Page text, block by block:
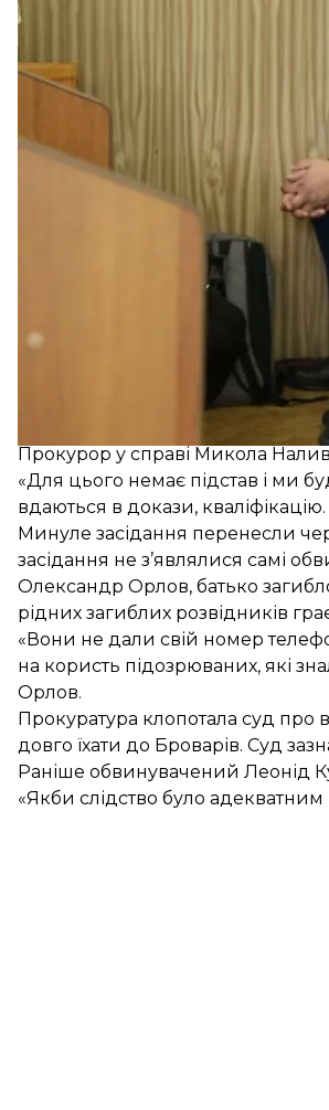
розгляд без них.
Наступне засідання
щодо повернення
«Ми вважаємо, що цей
— захисниця обвинуваченого
Прокурор у справі Микола
«Для цього немає підстав і ми
вдаються в докази,
Минуле засідання перенесли
засідання не з’являлися самі
Олександр Орлов, батько
рідних загиблих розвідників
«Вони не дали свій номер
на користь підозрюваних, які
Орлов.
Прокуратура клопотала суд про
довго їхати до Броварів. Суд
Раніше обвинувачений Леонід
«Якби слідство було адекватним